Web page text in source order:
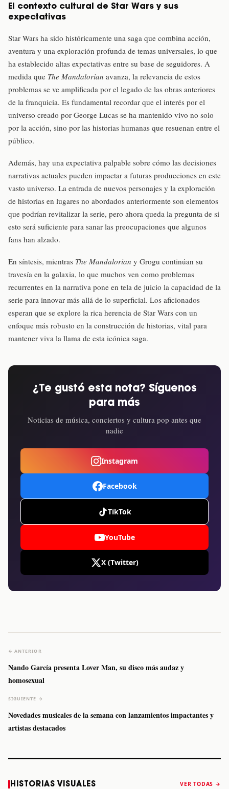
El contexto cultural de Star Wars y sus
expectativas
Star Wars ha sido históricamente una saga que combina acción,
aventura y una exploración profunda de temas universales, lo que
ha establecido altas expectativas entre su base de seguidores. A
medida que The Mandalorian avanza, la relevancia de estos
problemas se ve amplificada por el legado de las obras anteriores
de la franquicia. Es fundamental recordar que el interés por el
universo creado por George Lucas se ha mantenido vivo no solo
por la acción, sino por las historias humanas que resuenan entre el
público.
Además, hay una expectativa palpable sobre cómo las decisiones
narrativas actuales pueden impactar a futuras producciones en este
vasto universo. La entrada de nuevos personajes y la exploración
de historias en lugares no abordados anteriormente son elementos
que podrían revitalizar la serie, pero ahora queda la pregunta de si
esto será suficiente para sanar las preocupaciones que algunos
fans han alzado.
En síntesis, mientras The Mandalorian y Grogu continúan su
travesía en la galaxia, lo que muchos ven como problemas
recurrentes en la narrativa pone en tela de juicio la capacidad de la
serie para innovar más allá de lo superficial. Los aficionados
esperan que se explore la rica herencia de Star Wars con un
enfoque más robusto en la construcción de historias, vital para
mantener viva la llama de esta icónica saga.
¿Te gustó esta nota? Síguenos
para más
Noticias de música, conciertos y cultura pop antes que
nadie
Instagram
Facebook
TikTok
YouTube
X (Twitter)
← ANTERIOR
Nando García presenta Lover Man, su disco más audaz y
homosexual
SIGUIENTE →
Novedades musicales de la semana con lanzamientos impactantes y
artistas destacados
HISTORIAS VISUALES VER TODAS →
a Monterrey el
Staiti, guitarrista
anuncia “Reality